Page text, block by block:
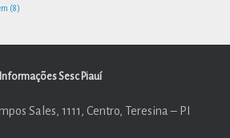
(8)
Informações Sesc Piauí
Sales, 1111, Centro, Teresina – PI